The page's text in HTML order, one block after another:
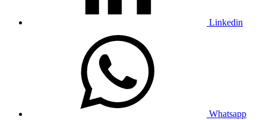
Linkedin
Whatsapp